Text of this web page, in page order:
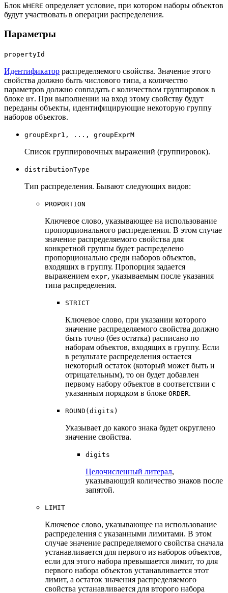
Блок WHERE определяет условие, при котором наборы объектов
будут участвовать в операции распределения.
Параметры
propertyId
Идентификатор распределяемого свойства. Значение этого
свойства должно быть числового типа, а количество
параметров должно совпадать с количеством группировок в
блоке BY. При выполнении на вход этому свойству будут
переданы объекты, идентифицирующие некоторую группу
наборов объектов.
groupExpr1, ..., groupExprM
Список группировочных выражений (группировок).
distributionType
Тип распределения. Бывают следующих видов:
PROPORTION
Ключевое слово, указывающее на использование
пропорционального распределения. В этом случае
значение распределяемого свойства для
конкретной группы будет распределено
пропорционально среди наборов объектов,
входящих в группу. Пропорция задается
выражением expr, указываемым после указания
типа распределения.
STRICT
Ключевое слово, при указании которого
значение распределяемого свойства должно
быть точно (без остатка) расписано по
наборам объектов, входящих в группу. Если
в результате распределения остается
некоторый остаток (который может быть и
отрицательным), то он будет добавлен
первому набору объектов в соответствии с
указанным порядком в блоке ORDER.
ROUND(digits)
Указывает до какого знака будет округлено
значение свойства.
digits
Целочисленный литерал,
указывающий количество знаков после
запятой.
LIMIT
Ключевое слово, указывающее на использование
распределения с указанными лимитами. В этом
случае значение распределяемого свойства сначала
устанавливается для первого из наборов объектов,
если для этого набора превышается лимит, то для
первого набора объектов устанавливается этот
лимит, а остаток значения распределяемого
свойства устанавливается для второго набора